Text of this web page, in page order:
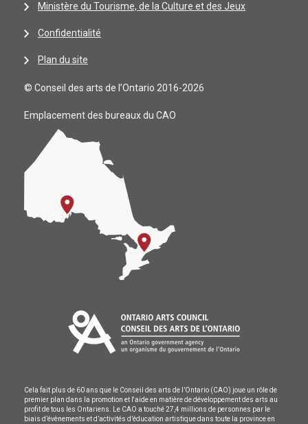
Ministère du Tourisme, de la Culture et des Jeux
Confidentialité
Plan du site
© Conseil des arts de l’Ontario 2016-2026
Emplacement des bureaux du CAO
Cela fait plus de 60 ans que le Conseil des arts de l’Ontario (CAO) joue un rôle de
premier plan dans la promotion et l'aide en matière de développement des arts au
profit de tous les Ontariens. Le CAO a touché 27,4 millions de personnes par le
biais d’évènements et d’activités d’éducation artistique dans toute la province en